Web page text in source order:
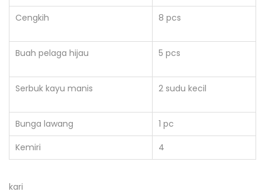
Cengkih 8 pcs
Buah pelaga hijau 5 pcs
Serbuk kayu manis 2 sudu kecil
Bunga lawang
1 pc
Kemiri
kari